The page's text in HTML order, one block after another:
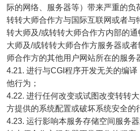
际的网络、服务器等）带来严重的负
转转大师合作方与国际互联网或者与
转大师及/或转转大师合作方内部的
大师及/或转转大师合作方服务器或
师合作方的其他用户网站所在的服务
4.21. 进行与CGI程序开发无关的编
他行为；
4.22. 进行任何改变或试图改变转转
方提供的系统配置或破坏系统安全的
4.23. 运行影响本服务存储空间服务